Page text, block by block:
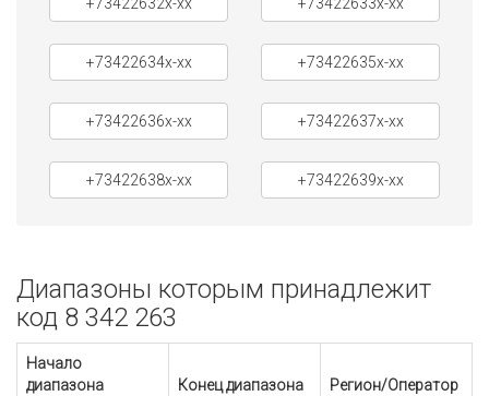
+73422634x-xx +73422635x-xx
+73422636x-xx +73422637x-xx
+73422638x-xx +73422639x-xx
Диапазоны которым принадлежит
код 8 342 263
Начало
диапазона
Конец диапазона Регион/Оператор